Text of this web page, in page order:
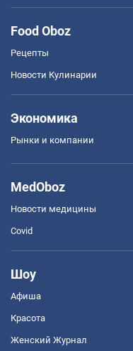
Food Oboz
Рецепты
Новости Кулинарии
Экономика
Рынки и компании
MedOboz
Новости медицины
Covid
Шоу
Афиша
Красота
Женский Журнал